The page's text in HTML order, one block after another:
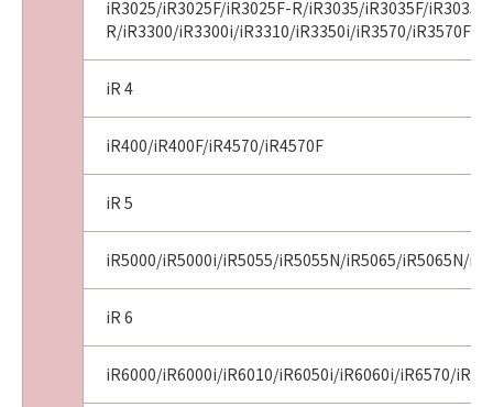
iR3025/iR3025F/iR3025F-R/iR3035/iR3035F/
R/iR3300/iR3300i/iR3310/iR3350i/iR3570/iR3570F
iR 4
iR400/iR400F/iR4570/iR4570F
iR 5
iR5000/iR5000i/iR5055/iR5055N/iR5065/iR5065N/
iR 6
iR6000/iR6000i/iR6010/iR6050i/iR6060i/iR6570/